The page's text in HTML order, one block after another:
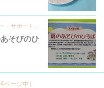
ート・センター
そびのひ
ページ中）